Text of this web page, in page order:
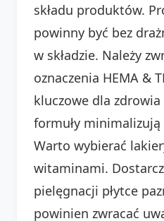
składu produktów.
powinny być bez
w składzie. Należy
oznaczenia HEMA &
kluczowe dla
formuły
Warto wybierać
witaminami.
pielęgnacji płytce
powinien zwracać